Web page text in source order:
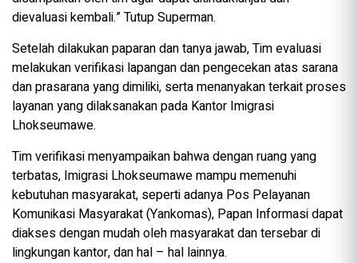
dievaluasi kembali.” Tutup Superman.
Setelah dilakukan paparan dan tanya jawab, Tim evaluasi
melakukan verifikasi lapangan dan pengecekan atas sarana
dan prasarana yang dimiliki, serta menanyakan terkait proses
layanan yang dilaksanakan pada Kantor Imigrasi
Lhokseumawe.
Tim verifikasi menyampaikan bahwa dengan ruang yang
terbatas, Imigrasi Lhokseumawe mampu memenuhi
kebutuhan masyarakat, seperti adanya Pos Pelayanan
Komunikasi Masyarakat (Yankomas), Papan Informasi dapat
diakses dengan mudah oleh masyarakat dan tersebar di
lingkungan kantor, dan hal – hal lainnya.